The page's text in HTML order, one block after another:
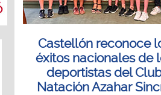
Castellón reconoce
éxitos nacionales de
deportistas del
Natación Azahar